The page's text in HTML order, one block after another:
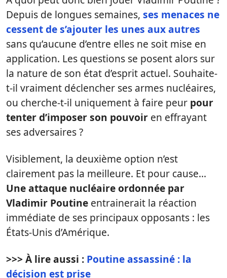
Depuis de longues semaines, ses menaces ne
cessent de s’ajouter les unes aux autres
sans qu’aucune d’entre elles ne soit mise en
application. Les questions se posent alors sur
la nature de son état d’esprit actuel. Souhaite-
t-il vraiment déclencher ses armes nucléaires,
ou cherche-t-il uniquement à faire peur pour
tenter d’imposer son pouvoir en effrayant
ses adversaires ?
Visiblement, la deuxième option n’est
clairement pas la meilleure. Et pour cause…
Une attaque nucléaire ordonnée par
Vladimir Poutine entrainerait la réaction
immédiate de ses principaux opposants : les
États-Unis d’Amérique.
>>> À lire aussi : Poutine assassiné : la
décision est prise